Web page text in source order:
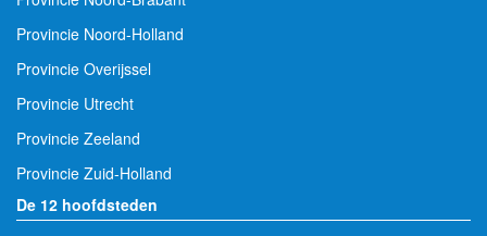
Provincie Noord-Holland
Provincie Overijssel
Provincie Utrecht
Provincie Zeeland
Provincie Zuid-Holland
De 12 hoofdsteden